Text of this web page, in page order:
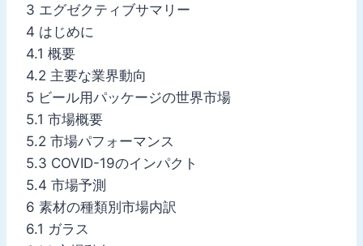
3 エグゼクティブサマリー
4 はじめに
4.1 概要
4.2 主要な業界動向
5 ビール用パッケージの世界市場
5.1 市場概要
5.2 市場パフォーマンス
5.3 COVID-19のインパクト
5.4 市場予測
6 素材の種類別市場内訳
6.1 ガラス